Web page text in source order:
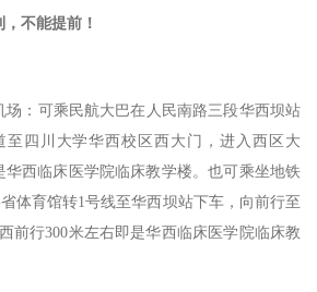
不能提前！
场：可乘民航大巴在人民南路三段华西坝站
至四川大学华西校区西大门，进入西区大
华西临床医学院临床教学楼。也可乘坐地铁
体育馆转1号线至华西坝站下车，向前行至
前行300米左右即是华西临床医学院临床教